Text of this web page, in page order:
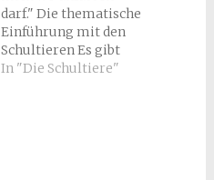
darf." Die thematische
Einführung mit den
Schultieren Es gibt
„solche“ und „solche“
In "Die Schultiere"